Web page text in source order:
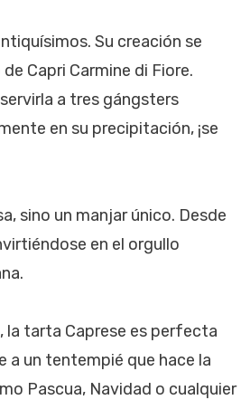
Su creación se
Capri Carmine di Fiore.
a tres gángsters
en su precipitación, ¡se
sino un manjar único. Desde
en el orgullo
la tarta Caprese es perfecta
a un tentempié que hace la
Pascua, Navidad o cualquier